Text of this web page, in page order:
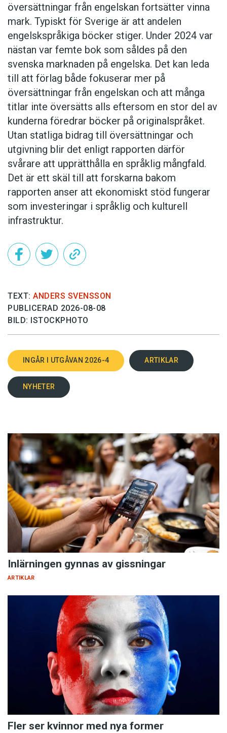
översättningar från engelskan fortsätter vinna
mark. Typiskt för Sverige är att andelen
engelskspråkiga böcker stiger. Under 2024 var
nästan var femte bok som såldes på den
svenska marknaden på engelska. Det kan leda
till att förlag både fokuserar mer på
översättningar från engelskan och att många
titlar inte översätts alls eftersom en stor del av
kunderna föredrar böcker på originalspråket.
Utan statliga bidrag till översättningar och
utgivning blir det enligt rapporten därför
svårare att upprätthålla en språklig mångfald.
Det är ett skäl till att forskarna bakom
rapporten anser att ekonomiskt stöd fungerar
som investeringar i språklig och kulturell
infrastruktur.
TEXT: ANDERS SVENSSON
PUBLICERAD 2026-08-08
BILD: ISTOCKPHOTO
INGÅR I UTGÅVAN 2026-4 ARTIKLAR
NYHETER
Inlärningen gynnas av gissningar
ARTIKLAR
Fler ser kvinnor med nya former